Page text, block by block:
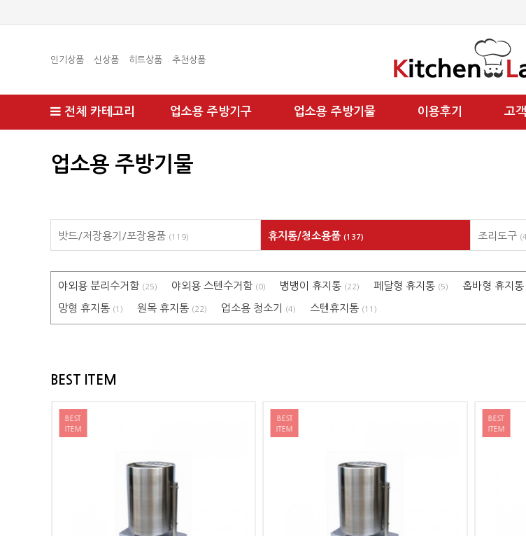
인기상품 신상품 히트상품 추천상품
전체 카테고리 업소용 주방기구 업소용 주방기물 이용후기 고
업소용 주방기물
밧드/저장용기/포장용품 (119) 휴지통/청소용품 (137) 조리도구
야외용 분리수거함 (25) 야외용 스텐수거함 (0) 뱅뱅이 휴지통 (22) 페달형 휴지통 (5) 홉바형 휴지통
망형 휴지통 (1) 원목 휴지통 (22) 업소용 청소기 (4) 스텐휴지통 (11)
BEST ITEM
BEST
ITEM
BEST
ITEM
BEST
ITEM